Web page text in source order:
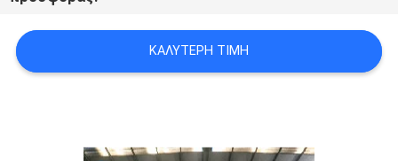
SITEMAP
ΚΑΛΎΤΕΡΗ ΤΙΜΉ